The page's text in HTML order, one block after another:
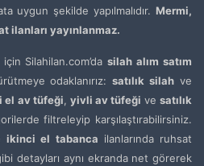
uygun şekilde yapılmalıdır. Mermi,
ilanları yayınlanmaz.
Silahilan.com’dasilah alım satım
odaklanırız:satılık silah ve
el av tüfeği, yivli av tüfeği vesatılık
filtreleyip karşılaştırabilirsiniz.
ikinci el tabanca ilanlarında ruhsat
detayları aynı ekranda net görerek